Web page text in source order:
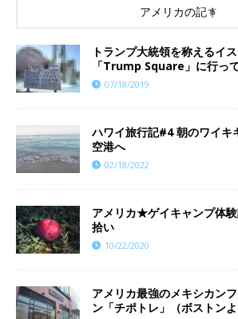
アメリカの記事
トランプ大統領を称えるイ
「Trump Square」に行っ
07/18/2019
ハワイ旅行記#4 朝のワイキ
空港へ
02/18/2022
アメリカ★ゲイキャンプ体
拾い
10/22/2020
アメリカ最強のメキシカン
ン「チポトレ」（ボストンよ